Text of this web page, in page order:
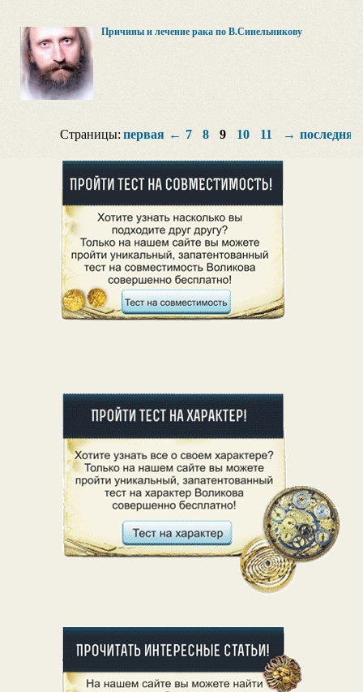
Причины и лечение рака по В.Синельникову
Страницы: первая ← 7 8 9 10 11 → последняя